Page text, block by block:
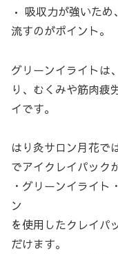
• 吸収力が強いため
流すのがポイント。
グリーンイライトは
り、むくみや筋肉疲
イです。
はり灸サロン月花で
でアイクレイパック
・グリーンイライト
ン
を使用したクレイパ
だけます。